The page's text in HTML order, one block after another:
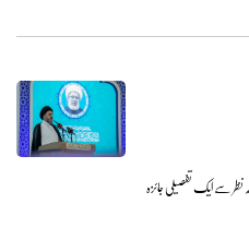
نظر سے ایک تفصیلی جائزہ